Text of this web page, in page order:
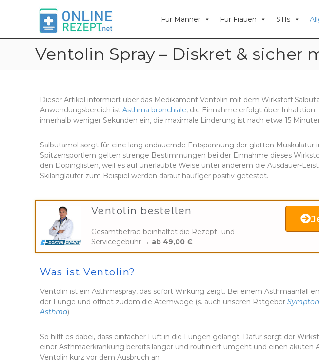
i
n
e
z
e
p
n
e
R
p
t
Für Männer Für Frauen STIs
Ventolin Spray – Diskret & sicher
Dieser Artikel informiert über das Medikament Ventolin mit dem Wirkstoff
Anwendungsbereich ist Asthma bronchiale, die Einnahme erfolgt über
innerhalb weniger Sekunden ein, die maximale Linderung ist nach etwa 15
Salbutamol sorgt für eine lang andauernde Entspannung der glatten Muskulatur
Spitzensportlern gelten strenge Bestimmungen bei der Einnahme dieses
den Dopinglisten, weil es auf unerlaubte Weise unter anderem die Ausdauer-
Skilangläufer zum Beispiel werden darauf häufiger positiv getestet.
Ventolin bestellen
Gesamtbetrag beinhaltet die Rezept- und
Servicegebühr → ab 49,00 €
Was ist Ventolin?
Ventolin ist ein Asthmaspray, das sofort Wirkung zeigt. Bei einem Asthmaanfall
der Lunge und öffnet zudem die Atemwege (s. auch unseren Ratgeber
Asthma).
So hilft es dabei, dass einfacher Luft in die Lungen gelangt. Dafür sorgt der
einer Asthmaerkrankung bereits länger und routiniert umgeht und einen akuten
Ventolin kurz vor dem Ausbruch an.